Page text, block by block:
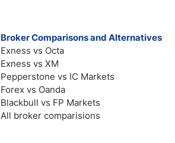
Broker Comparisons and Alternatives
Exness vs Octa
Exness vs XM
Pepperstone vs IC Markets
Forex vs Oanda
Blackbull vs FP Markets
All broker comparisions